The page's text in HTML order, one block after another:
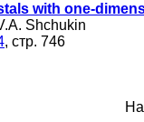
with one-
Shchukin
, стр. 746